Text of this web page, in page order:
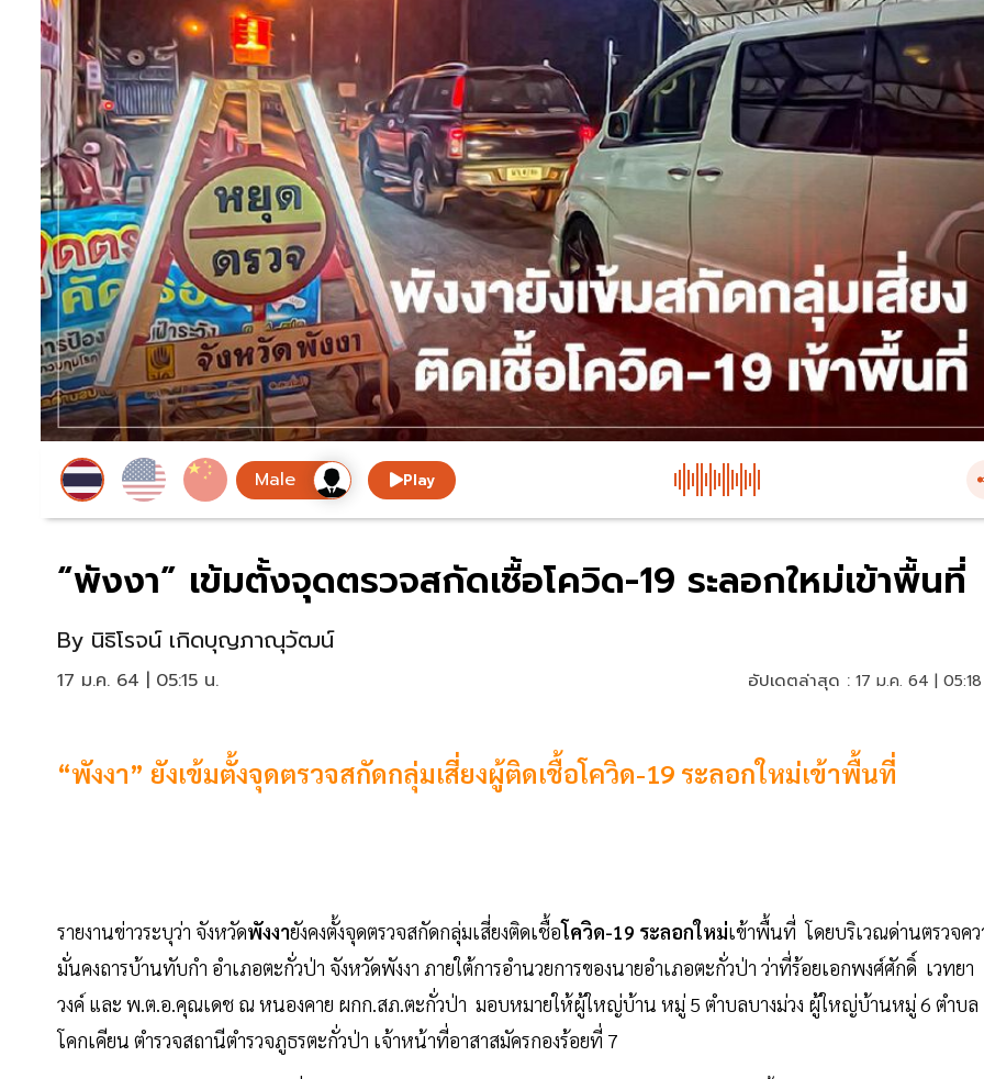
Play
“พังงา” เข้มตั้งจุดตรวจสกัดเชื้อโควิด-19 ระลอกใหม่เข้าพื้นที่
By นิธิโรจน์ เกิดบุญภาณุวัฒน์
17 ม.ค. 64 | 05:15 น. อัปเดตล่าสุด : 17 ม.ค. 64 |
“พังงา” ยังเข้มตั้งจุดตรวจสกัดกลุ่มเสี่ยงผู้ติดเชื้อโควิด-19 ระลอกใหม่เข้าพื้นที่
รายงานข่าวระบุว่า จังหวัดพังงายังคงตั้งจุดตรวจสกัดกลุ่มเสี่ยงติดเชื้อโควิด-19 ระลอกใหม่เข้าพื้นที่ โดยบริเวณด่านตรวจคว
มั่นคงถารบ้านทับกำ อำเภอตะกั่วป่า จังหวัดพังงา ภายใต้การอำนวยการของนายอำเภอตะกั่วป่า ว่าที่ร้อยเอกพงศ์ศักดิ์ เวทยา
วงค์ และ พ.ต.อ.คุณเดช ณ หนองคาย ผกก.สภ.ตะกั่วป่า มอบหมายให้ผู้ใหญ่บ้าน หมู่ 5 ตำบลบางม่วง ผู้ใหญ่บ้านหมู่ 6 ตำบล
โคกเคียน ตำรวจสถานีตำรวจภูธรตะกั่วป่า เจ้าหน้าที่อาสาสมัครกองร้อยที่ 7